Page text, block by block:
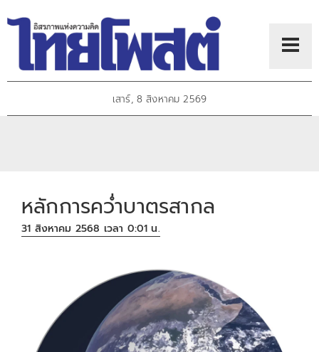
เสาร์, 8 สิงหาคม 2569
หลักการคว่ำบาตรสากล
31 สิงหาคม 2568 เวลา 0:01 น.